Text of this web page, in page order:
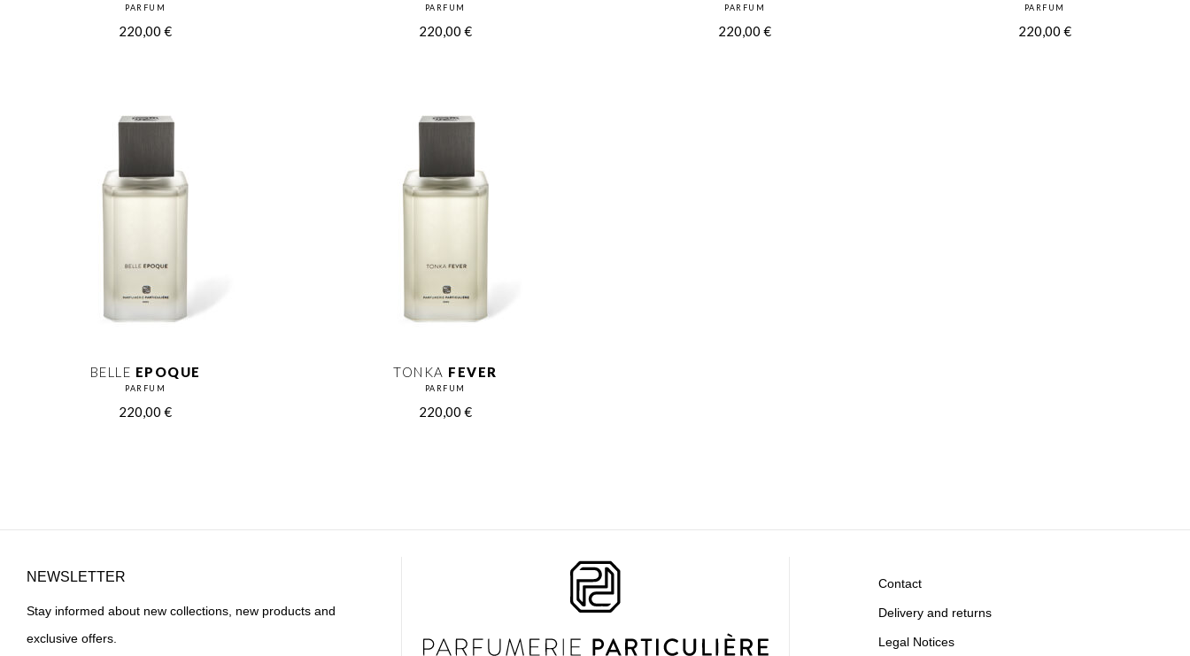
PARFUM
220,00€
PARFUM
220,00 €
PARFUM
220,00€
PARFUM
220,00 €
BELLE EPOQUE
PARFUM
220,00€
TONKA FEVER
PARFUM
220,00 €
NEWSLETTER
Stay informed about new collections, new products and
exclusive offers.
Contact
Delivery and returns
Legal Notices